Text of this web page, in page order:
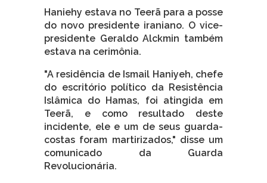
Haniehy estava no Teerã para a posse
do novo presidente iraniano. O vice-
presidente Geraldo Alckmin também
estava na cerimônia.
"A residência de Ismail Haniyeh, chefe
do escritório político da Resistência
Islâmica do Hamas, foi atingida em
Teerã, e como resultado deste
incidente, ele e um de seus guarda-
costas foram martirizados," disse um
comunicado da Guarda
Revolucionária.